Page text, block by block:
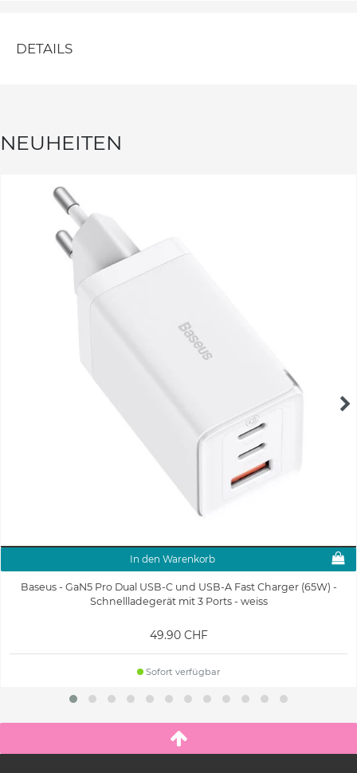
DETAILS
NEUHEITEN
In den Warenkorb
Baseus - GaN5 Pro Dual USB-C und USB-A Fast Charger (65W) -
Schnellladegerät mit 3 Ports - weiss
49.90 CHF
Sofort verfügbar